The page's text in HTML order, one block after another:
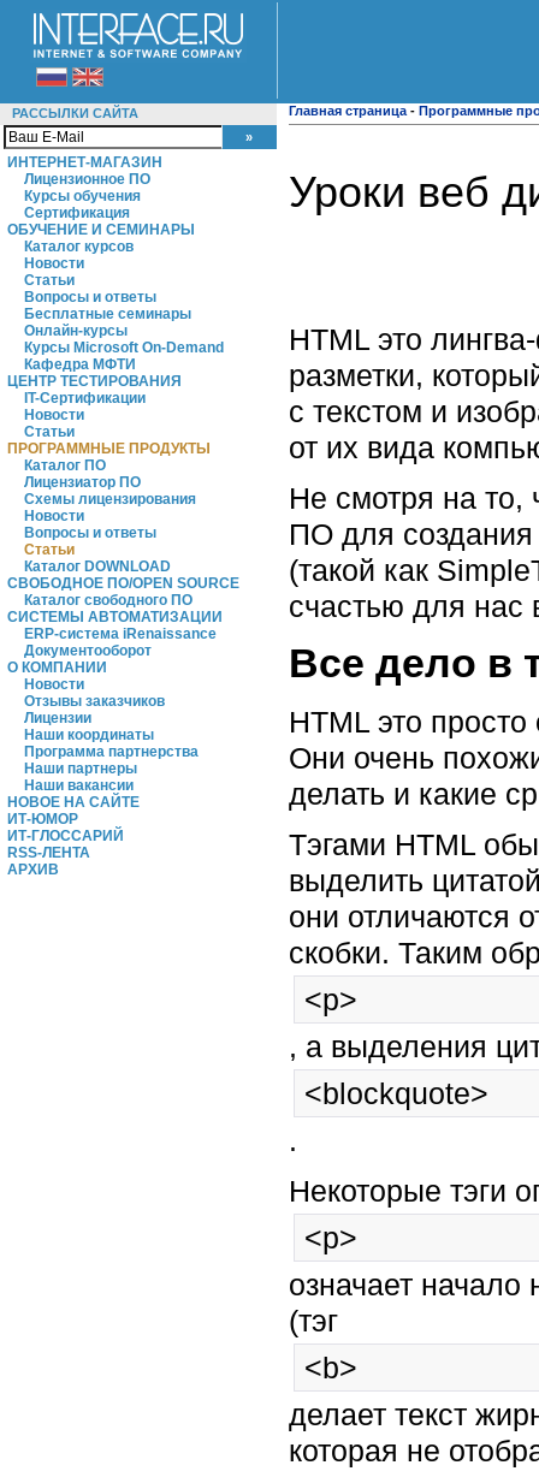
РАССЫЛКИ САЙТА
ИНТЕРНЕТ-МАГАЗИН
Лицензионное ПО
Курсы обучения
Сертификация
ОБУЧЕНИЕ И СЕМИНАРЫ
Каталог курсов
Новости
Статьи
Вопросы и ответы
Бесплатные семинары
Онлайн-курсы
Курсы Microsoft On-Demand
Кафедра МФТИ
ЦЕНТР ТЕСТИРОВАНИЯ
IT-Сертификации
Новости
Статьи
ПРОГРАММНЫЕ ПРОДУКТЫ
Каталог ПО
Лицензиатор ПО
Схемы лицензирования
Новости
Вопросы и ответы
Статьи
Каталог DOWNLOAD
СВОБОДНОЕ ПО/OPEN SOURCE
Каталог свободного ПО
СИСТЕМЫ АВТОМАТИЗАЦИИ
ERP-система iRenaissance
Документооборот
О КОМПАНИИ
Новости
Отзывы заказчиков
Лицензии
Наши координаты
Программа партнерства
Наши партнеры
Наши вакансии
НОВОЕ НА САЙТЕ
ИТ-ЮМОР
ИТ-ГЛОССАРИЙ
RSS-ЛЕНТА
АРХИВ
Главная страница - Программные
Уроки веб
HTML это
разметки,
с текстом и
от их вида
Не смотря на то,
ПО для создания
(такой как
счастью для нас
Все дело в
HTML это
Они очень
делать и какие
Тэгами HTML
выделить
они отличаются
скобки. Таким
<p>
, а выделения
<blockquote>
.
Некоторые тэги
<p>
означает начало
(тэг
<b>
делает текст
которая не